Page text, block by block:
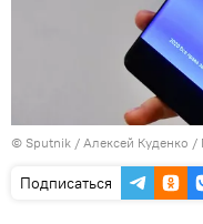
© Sputnik / Алексей Куденко /
Подписаться